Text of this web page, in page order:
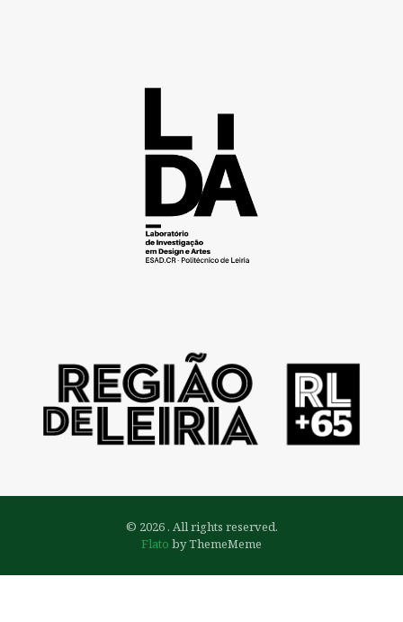
© 2026 . All rights reserved.
Flato by ThemeMeme